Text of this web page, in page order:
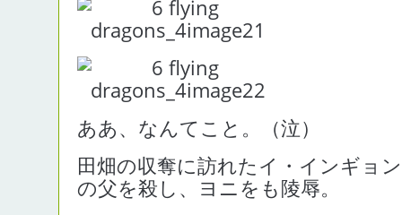
ああ、なんてこと。（泣）
田畑の収奪に訪れたイ・インギョ
の父を殺し、ヨニをも陵辱。